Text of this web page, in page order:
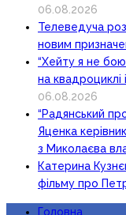
06.08.2026
Телеведуча
новим
“Хейту я не
на квадроциклі
06.08.2026
“Радянський
Яценка
з Миколаєва
Катерина
фільму про
Головна